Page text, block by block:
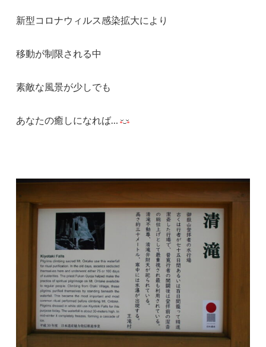
新型コロナウィルス感染拡大により
移動が制限される中
素敵な風景が少しでも
あなたの癒しになれば…